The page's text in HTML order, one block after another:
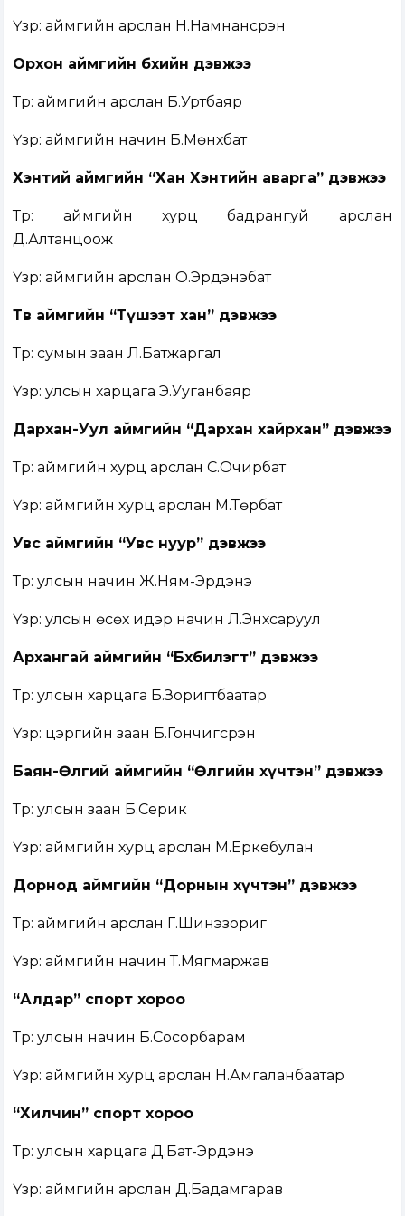
Үзүүр: аймгийн арслан Н.Намнансүрэн
Орхон аймгийн бөхийн дэвжээ
Түрүү: аймгийн арслан Б.Уртбаяр
Үзүүр: аймгийн начин Б.Мөнхбат
Хэнтий аймгийн “Хан Хэнтийн аварга” дэвжээ
Түрүү: аймгийн хурц бадрангуй арслан
Д.Алтанцоож
Үзүүр: аймгийн арслан О.Эрдэнэбат
Төв аймгийн “Түшээт хан” дэвжээ
Түрүү: сумын заан Л.Батжаргал
Үзүүр: улсын харцага Э.Ууганбаяр
Дархан-Уул аймгийн “Дархан хайрхан” дэвжээ
Түрүү: аймгийн хурц арслан С.Очирбат
Үзүүр: аймгийн хурц арслан М.Төрбат
Увс аймгийн “Увс нуур” дэвжээ
Түрүү: улсын начин Ж.Ням-Эрдэнэ
Үзүүр: улсын өсөх идэр начин Л.Энхсаруул
Архангай аймгийн “Бөхбилэгт” дэвжээ
Түрүү: улсын харцага Б.Зоригтбаатар
Үзүүр: цэргийн заан Б.Гончигсүрэн
Баян-Өлгий аймгийн “Өлгийн хүчтэн” дэвжээ
Түрүү: улсын заан Б.Серик
Үзүүр: аймгийн хурц арслан М.Еркебулан
Дорнод аймгийн “Дорнын хүчтэн” дэвжээ
Түрүү: аймгийн арслан Г.Шинэзориг
Үзүүр: аймгийн начин Т.Мягмаржав
“Алдар” спорт хороо
Түрүү: улсын начин Б.Сосорбарам
Үзүүр: аймгийн хурц арслан Н.Амгаланбаатар
“Хилчин” спорт хороо
Түрүү: улсын харцага Д.Бат-Эрдэнэ
Үзүүр: аймгийн арслан Д.Бадамгарав